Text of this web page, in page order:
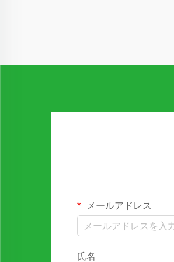
メールアドレス
氏名